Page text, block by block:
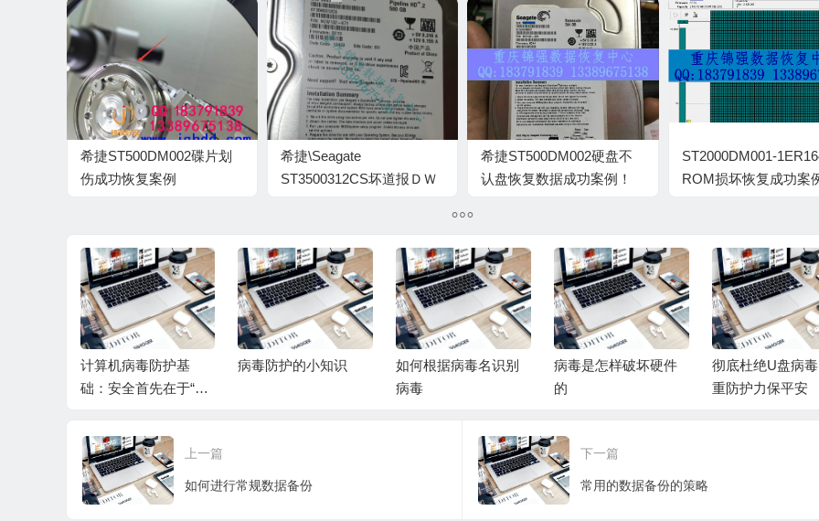
希捷ST500DM002碟片划
伤成功恢复案例
希捷\Seagate
ST3500312CS坏道报ＤＷ
希捷ST500DM002硬盘不
认盘恢复数据成功案例！
ST2000DM001-
ROM损坏恢复成功案
计算机病毒防护基
础：安全首先在于“意
病毒防护的小知识
如何根据病毒名识别
病毒
病毒是怎样破坏硬件
的
彻底杜绝U盘病
重防护力保平安
上一篇
如何进行常规数据备份
下一篇
常用的数据备份的策略